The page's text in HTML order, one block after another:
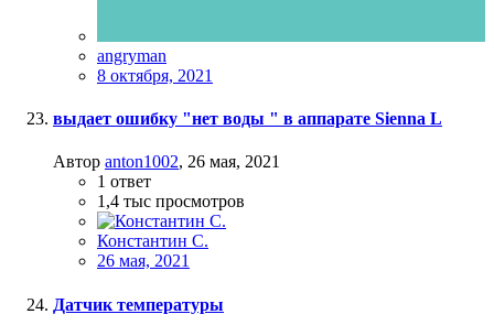
angryman
8 октября, 2021
выдает ошибку "нет воды " в аппарате Sienna L
Автор anton1002, 26 мая, 2021
1 ответ
1,4 тыс просмотров
Константин С.
26 мая, 2021
Датчик температуры